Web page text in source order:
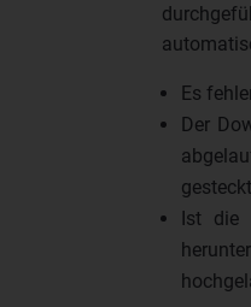
Es
Der
Ist die